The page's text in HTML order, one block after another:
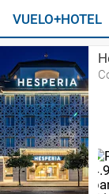
VUELO+HOTEL